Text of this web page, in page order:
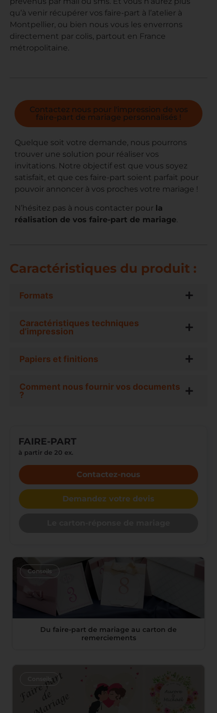
qu’à venir récupérer vos faire-part à l’atelier à
Montpellier, ou bien nous vous les enverrons
directement par colis, partout en France
métropolitaine.
Contactez nous pour l'impression de vos
faire-part de mariage personnalisés !
Quelque soit votre demande, nous pourrons
trouver une solution pour réaliser vos
invitations. Notre objectif est que vous soyez
satisfait, et que ces faire-part soient parfait pour
pouvoir annoncer à vos proches votre mariage !
N’hésitez pas à nous contacter pour la
réalisation de vos faire-part de mariage
Caractéristiques du produit :
Formats
Caractéristiques techniques
d’impression
Papiers et finitions
Comment nous fournir vos documents
?
FAIRE-PART
à partir de 20 ex.
Contactez-nous
Demandez votre devis
Conseils
Du faire-part de mariage au carton de
remerciements
Conseils